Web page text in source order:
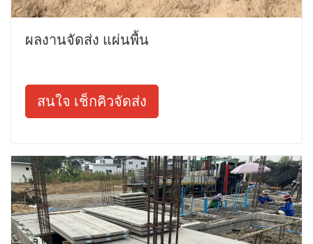
ผลงานจัดส่ง แผ่นพื้น
สนใจ เช็กคิวจัดส่ง